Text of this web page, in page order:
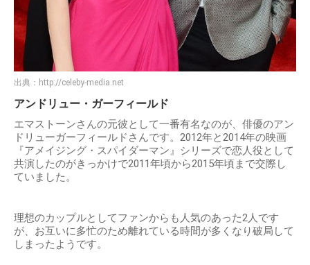
出典： http://celeby-media.net
アンドリュー・ガーフィールド
エマストーンさんの元彼として一番有名なのが、俳優のアン
ドリューガーフィールドさんです。2012年と2014年の映画
『アメイジング・スパイダーマン』シリーズで恋人役として
共演したのがきっかけで2011年頃から2015年頃まで交際し
ていました。
理想のカップルとしてファンからも人気のあった2人です
が、お互いに多忙のため離れている時間が多くなり破局して
しまったようです。